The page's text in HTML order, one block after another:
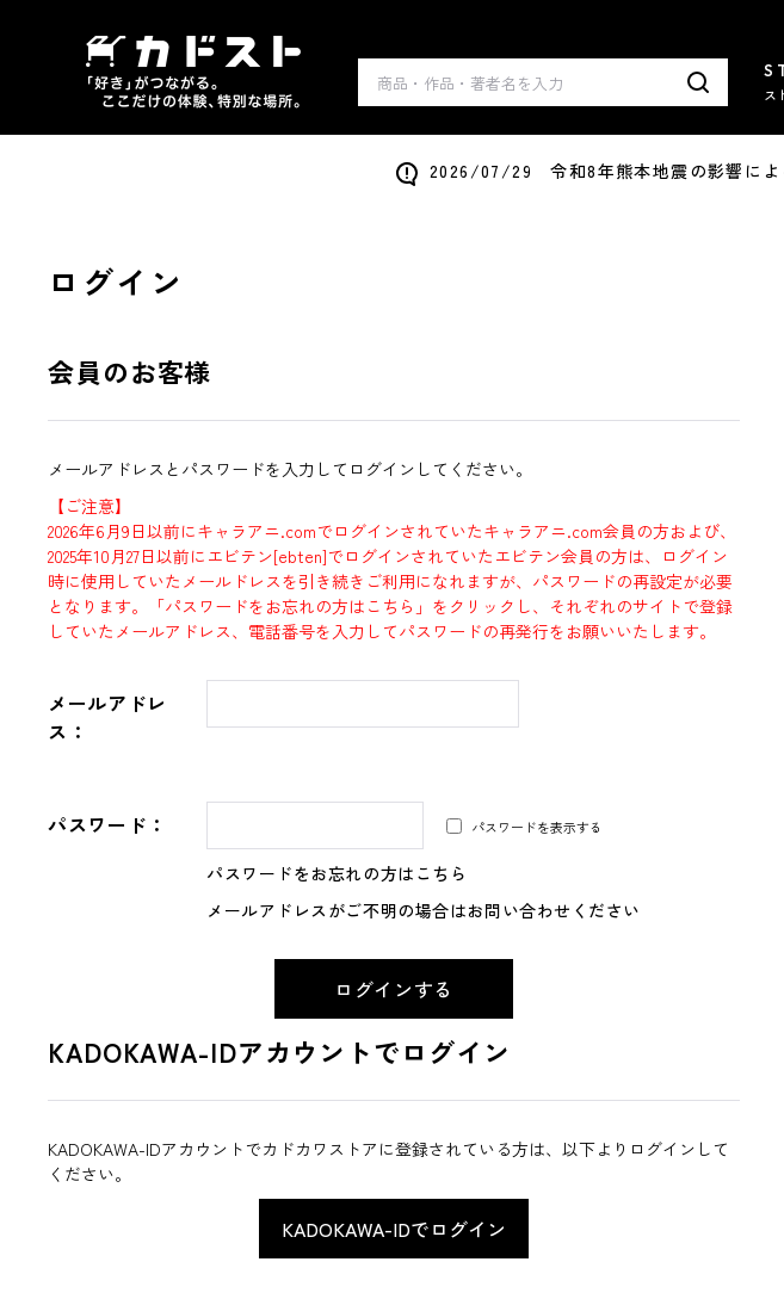
ス
2026/07/29 令和8年熊本地震の影響によ
ログイン
会員のお客様
メールアドレスとパスワードを入力してログインしてください。
【ご注意】
2026年6月9日以前にキャラアニ.comでログインされていたキャラアニ.com会員の方および、
2025年10月27日以前にエビテン[ebten]でログインされていたエビテン会員の方は、ログイン
時に使用していたメールドレスを引き続きご利用になれますが、パスワードの再設定が必要
となります。「パスワードをお忘れの方はこちら」をクリックし、それぞれのサイトで登録
していたメールアドレス、電話番号を入力してパスワードの再発行をお願いいたします。
メールアドレ
ス：
パスワード： パスワードを表示する
パスワードをお忘れの方はこちら
メールアドレスがご不明の場合はお問い合わせください
KADOKAWA-IDアカウントでログイン
KADOKAWA-IDアカウントでカドカワストアに登録されている方は、以下よりログインして
ください。